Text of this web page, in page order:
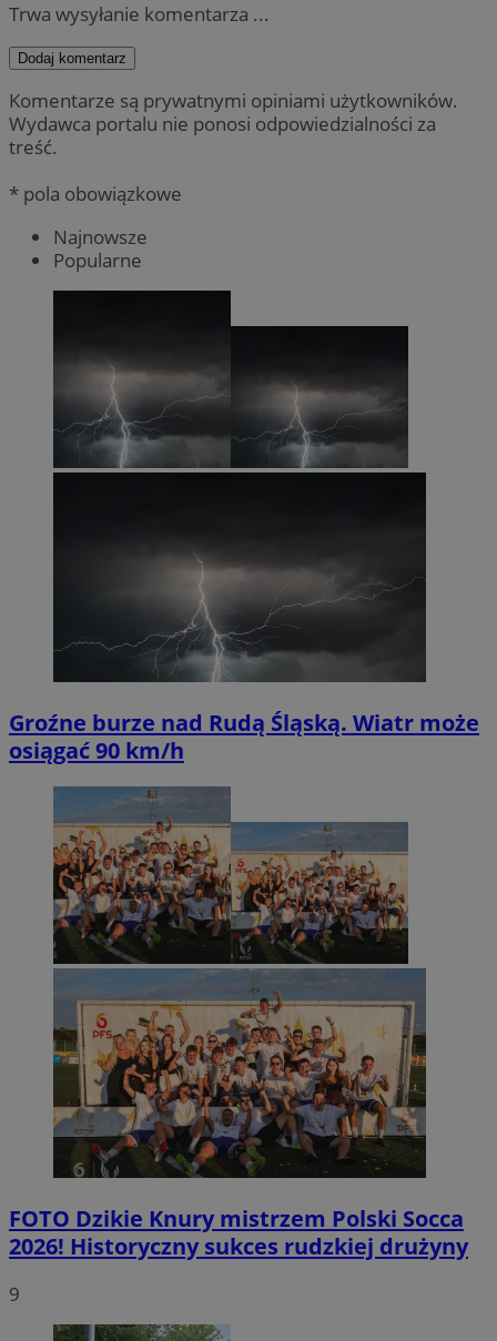
Trwa wysyłanie komentarza ...
Dodaj komentarz
Komentarze są prywatnymi opiniami użytkowników.
Wydawca portalu nie ponosi odpowiedzialności za
treść.
* pola obowiązkowe
Najnowsze
Popularne
Groźne burze nad Rudą Śląską. Wiatr może
osiągać 90 km/h
FOTO Dzikie Knury mistrzem Polski Socca
2026! Historyczny sukces rudzkiej drużyny
9